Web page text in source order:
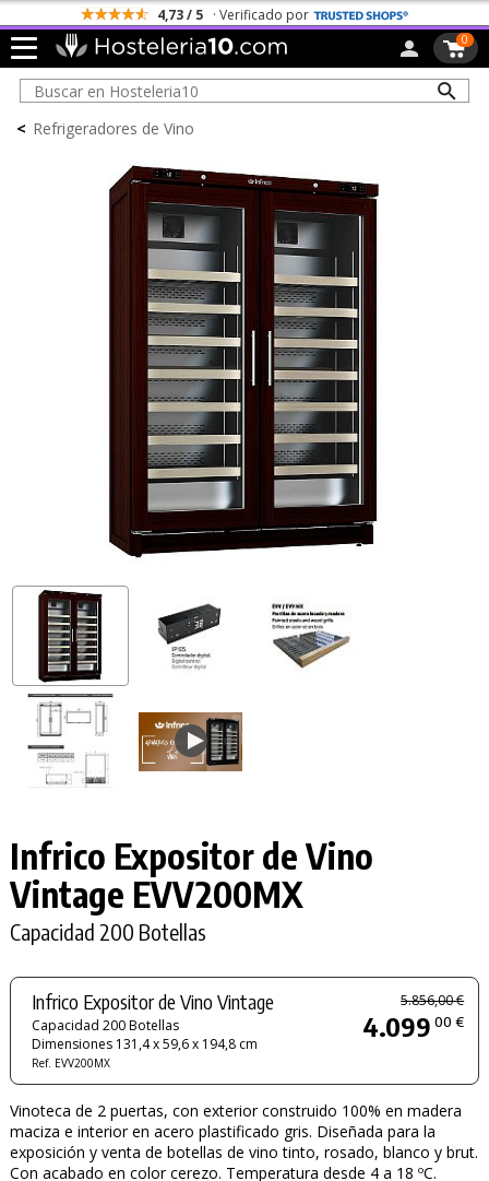
4,73 / 5 · Verificado por
0
< Refrigeradores de Vino
Infrico Expositor de Vino
Vintage EVV200MX
Capacidad 200 Botellas
Infrico Expositor de Vino Vintage
Capacidad 200 Botellas
Dimensiones 131,4 x 59,6 x 194,8 cm
Ref. EVV200MX
5.856,00 €
4.099 00 €
Vinoteca de 2 puertas, con exterior construido 100% en madera
maciza e interior en acero plastificado gris. Diseñada para la
exposición y venta de botellas de vino tinto, rosado, blanco y brut.
Con acabado en color cerezo. Temperatura desde 4 a 18 ºC.